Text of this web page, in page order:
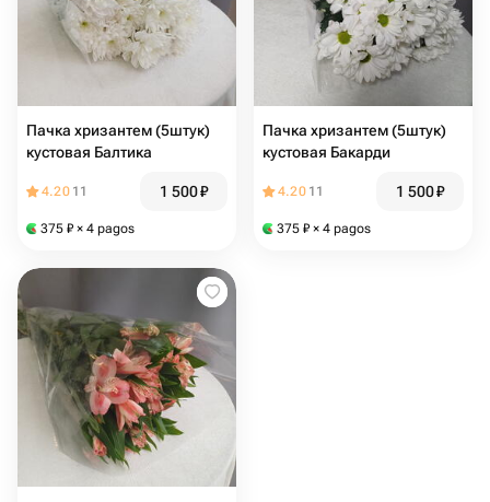
Пачка хризантем (5штук)
кустовая Балтика
4.20 11 1 500₽
375 ₽ × 4 pagos
Пачка хризантем (5штук)
кустовая Бакарди
4.20 11 1 500₽
375 ₽ × 4 pagos